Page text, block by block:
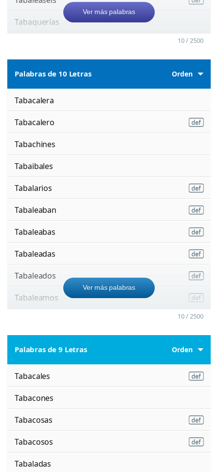
Tabaquerías
Ver más palabras
10 / 2500
Palabras de 10 Letras Orden
Tabacalera
Tabacalero
Tabachines
Tabaibales
Tabalarios
Tabaleaban
Tabaleabas
Tabaleadas
Tabaleados
Tabaleamos
Ver más palabras
10 / 2500
Palabras de 9 Letras Orden
Tabacales
Tabacones
Tabacosas
Tabacosos
Tabaladas